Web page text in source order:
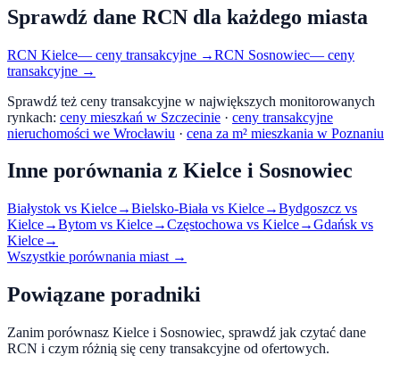
Sprawdź dane RCN dla każdego miasta
RCN Kielce— ceny transakcyjne →RCN Sosnowiec— ceny
transakcyjne →
Sprawdź też ceny transakcyjne w największych monitorowanych
rynkach: ceny mieszkań w Szczecinie · ceny transakcyjne
nieruchomości we Wrocławiu · cena za m² mieszkania w Poznaniu
Inne porównania z Kielce i Sosnowiec
Białystok vs Kielce→Bielsko-Biała vs Kielce→Bydgoszcz vs
Kielce→Bytom vs Kielce→Częstochowa vs Kielce→Gdańsk vs
Kielce→
Wszystkie porównania miast →
Powiązane poradniki
Zanim porównasz Kielce i Sosnowiec, sprawdź jak czytać dane
RCN i czym różnią się ceny transakcyjne od ofertowych.